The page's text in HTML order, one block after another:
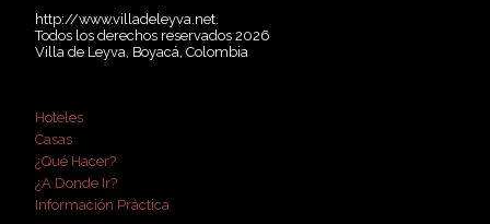
http://www.villadeleyva.net.
Todos los derechos reservados 2026
Villa de Leyva, Boyacá, Colombia
Hoteles
Casas
¿Qué Hacer?
¿A Donde Ir?
Información Práctica